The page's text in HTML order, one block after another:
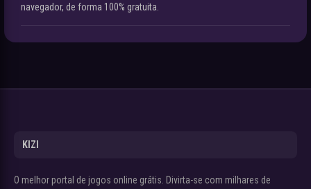
navegador, de forma 100% gratuita.
KIZI
O melhor portal de jogos online grátis. Divirta-se com milhares de